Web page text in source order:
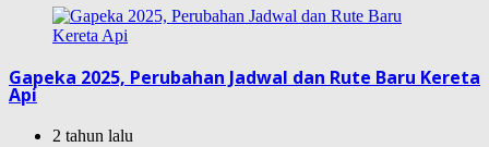
Gapeka 2025, Perubahan Jadwal dan Rute Baru Kereta
Api
2 tahun lalu